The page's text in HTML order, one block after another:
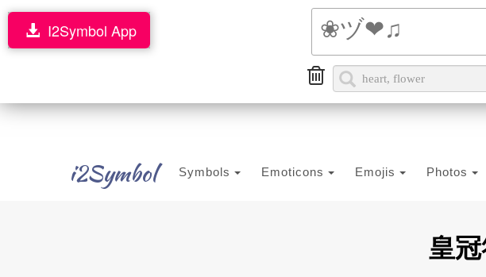
i2Symbol Symbols Emoticons Emojis Photos
I2Symbol App
皇